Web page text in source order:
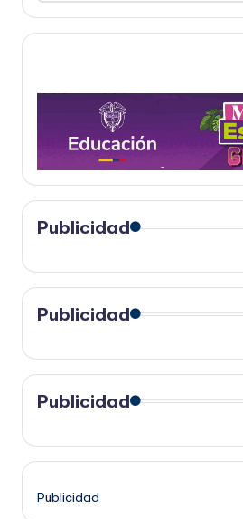
Publicidad
Publicidad
Publicidad
Publicidad